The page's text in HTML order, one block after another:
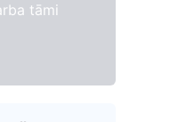
tāmi